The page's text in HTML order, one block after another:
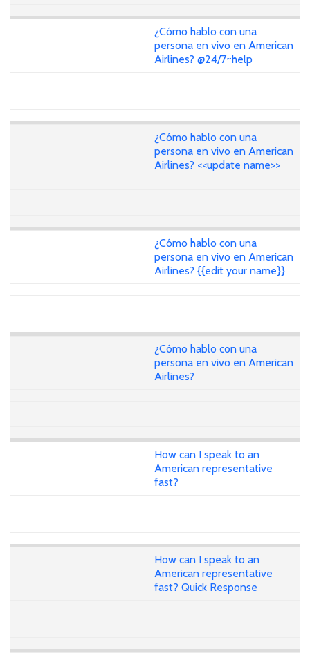
¿Cómo hablo con una
persona en vivo en American
Airlines? @24/7~help
¿Cómo hablo con una
persona en vivo en American
Airlines? <<update name>>
¿Cómo hablo con una
persona en vivo en American
Airlines? {{edit your name}}
¿Cómo hablo con una
persona en vivo en American
Airlines?
How can I speak to an
American representative
fast?
How can I speak to an
American representative
fast? Quick Response